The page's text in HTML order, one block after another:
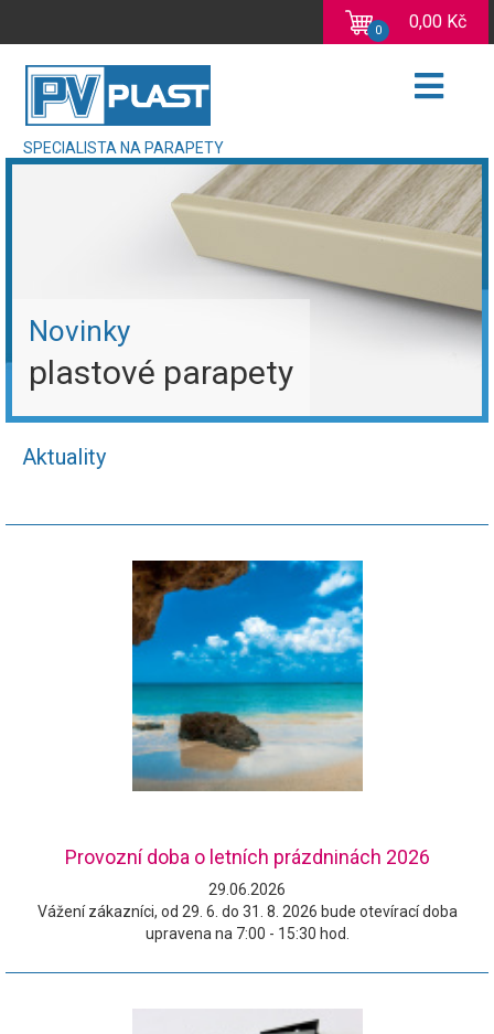
0 0,00 Kč
SPECIALISTA NA PARAPETY
Novinky
plastové parapety
Aktuality
Provozní doba o letních prázdninách 2026
29.06.2026
Vážení zákazníci, od 29. 6. do 31. 8. 2026 bude otevírací doba
upravena na 7:00 - 15:30 hod.